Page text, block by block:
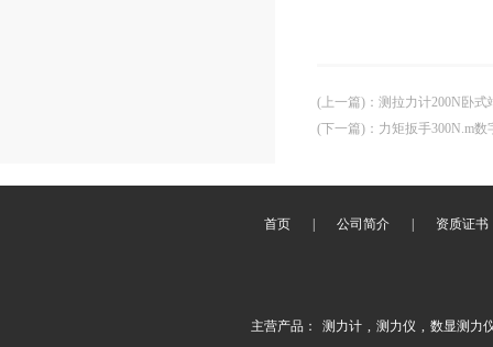
(上一篇) ： 测拉力计200N卧
(下一篇) ： 力矩扳手300N.m
首页 公司简介 资质证书
主营产品： 测力计 , 测力仪 , 数显测力